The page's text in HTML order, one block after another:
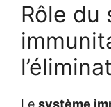
Rôle du
Le système